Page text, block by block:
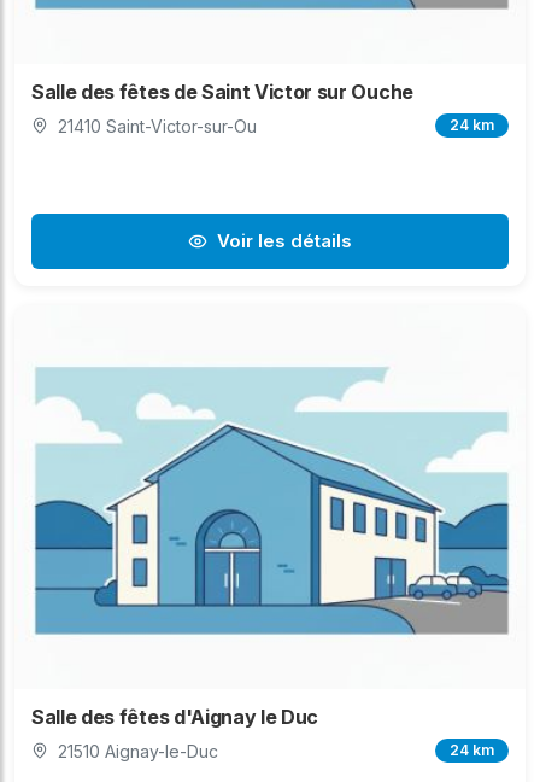
Salle des fêtes de Saint Victor sur Ouche
21410 Saint-Victor-sur-Ou 24 km
Voir les détails
Salle des fêtes d'Aignay le Duc
21510 Aignay-le-Duc 24 km